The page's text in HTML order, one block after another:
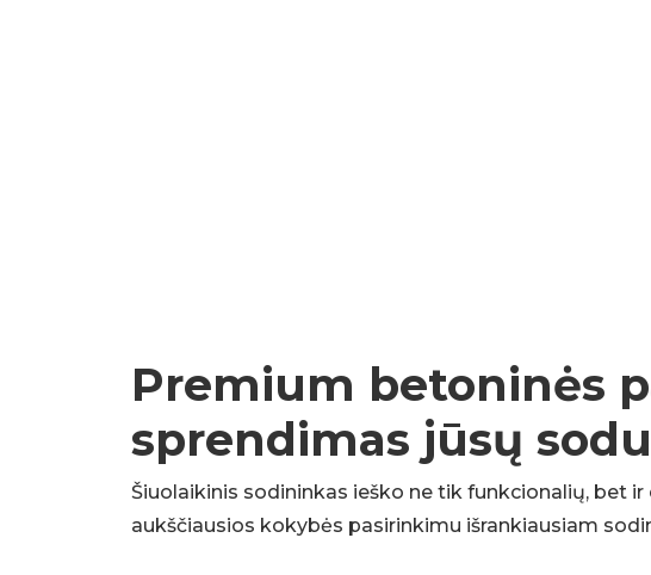
Premium betoninės
sprendimas jūsų
Šiuolaikinis sodininkas ieško ne tik funkcionalių, bet
aukščiausios kokybės pasirinkimu išrankiausiam